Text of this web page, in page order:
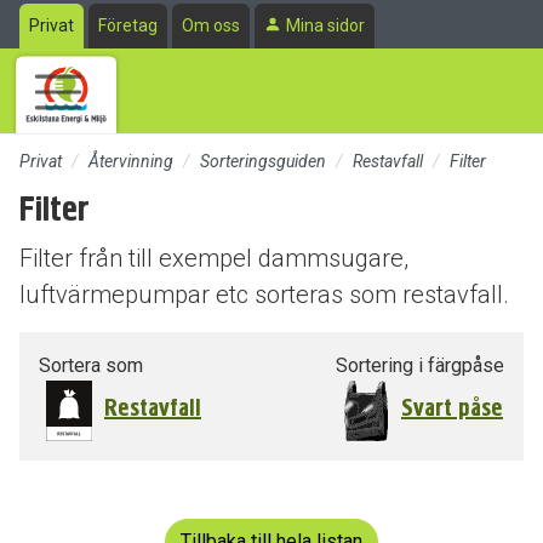
Till sidans huvudinnehåll
Privat Företag Om oss Mina sidor
Privat Återvinning Sorteringsguiden Restavfall Filter
Filter
Filter från till exempel dammsugare,
luftvärmepumpar etc sorteras som restavfall.
Sortera som
Restavfall
Sortering i färgpåse
Svart påse